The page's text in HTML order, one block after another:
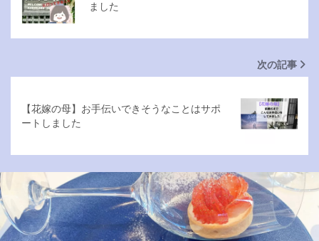
ました
次の記事
【花嫁の母】お手伝いできそうなことはサポ
ートしました